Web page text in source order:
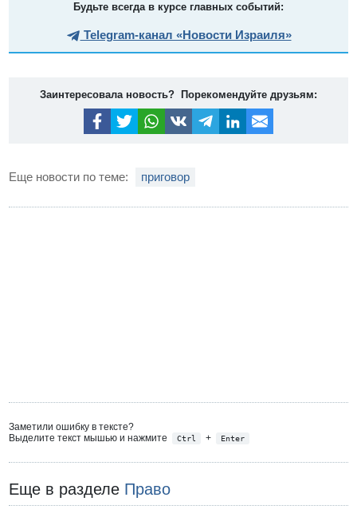
Будьте всегда в курсе главных событий:
Telegram-канал «Новости Израиля»
Заинтересовала новость? Порекомендуйте друзьям:
Еще новости по теме: приговор
Заметили ошибку в тексте?
Выделите текст мышью и нажмите
Ctrl + Enter
Еще в разделе Право